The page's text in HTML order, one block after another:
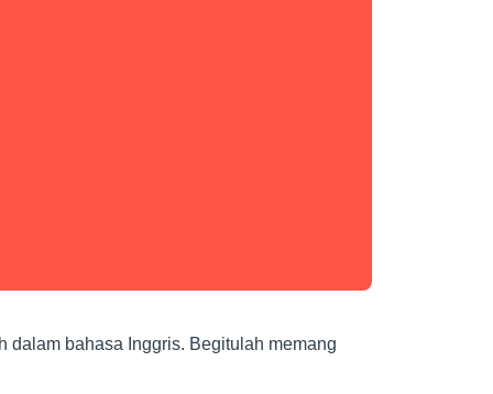
dalam bahasa Inggris. Begitulah memang